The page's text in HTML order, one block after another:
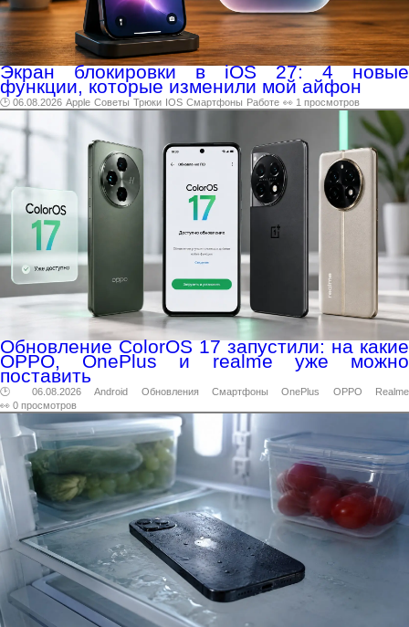
Экран блокировки в iOS 27: 4 новые
функции, которые изменили мой айфон
🕑 06.08.2026 Apple Советы Трюки IOS Смартфоны Работе 👀 1 просмотров
Обновление ColorOS 17 запустили: на какие
OPPO, OnePlus и realme уже можно
поставить
🕑 06.08.2026 Android Обновления Смартфоны OnePlus OPPO
Realme
👀 0 просмотров